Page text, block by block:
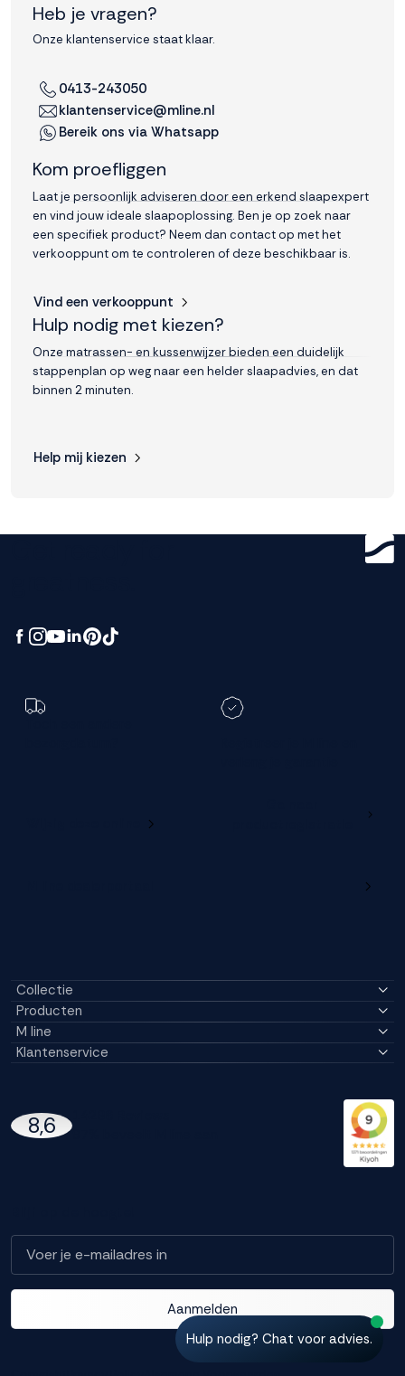
Hulp nodig? Chat voor advies.
Heb je vragen?
Onze klantenservice staat klaar.
0413-243050
klantenservice@mline.nl
Bereik ons via Whatsapp
Kom proefliggen
Laat je persoonlijk adviseren door een erkend slaapexpert
en vind jouw ideale slaapoplossing. Ben je op zoek naar
een specifiek product? Neem dan contact op met het
verkooppunt om te controleren of deze beschikbaar is.
Vind een verkooppunt
Hulp nodig met kiezen?
Onze matrassen- en kussenwijzer bieden een duidelijk
stappenplan op weg naar een helder slaapadvies, en dat
binnen 2 minuten.
Help mij kiezen
Collectie
Producten
M line
Klantenservice
8,6
Aanmelden